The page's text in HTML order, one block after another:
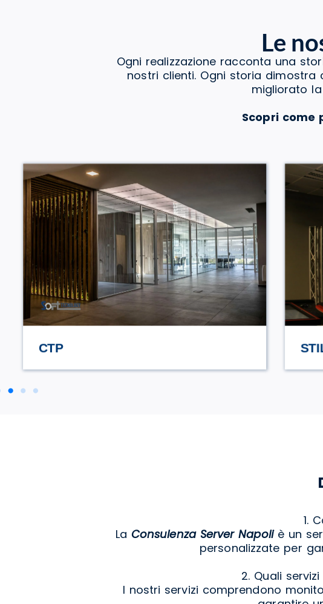
Le
Ogni realizzazione racconta una
nostri clienti. Ogni storia
migliorato
Scopri come
STILE TV
1.
La Consulenza Server Napoliè un
personalizzate per
2. Quali
I nostri servizi comprendono